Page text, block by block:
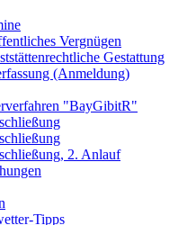
Vergnügen
Gestattung
(Anmeldung)
"BayGibitR"
2. Anlauf
Tipps